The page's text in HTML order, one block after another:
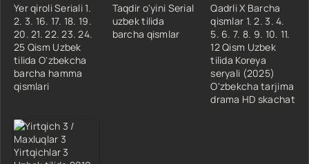
Yer qiroli Seriali 1.
2. 3. 16. 17. 18. 19.
20. 21. 22. 23. 24.
25 Qism Uzbek
tilida O'zbekcha
barcha hamma
qismlari
Taqdir o'yini Serial
uzbek tilida
barcha qismlar
Qadrli X Barcha
qismlar 1. 2. 3. 4.
5. 6. 7. 8. 9. 10. 11.
12 Qism Uzbek
tilida Koreya
seryali (2025)
O'zbekcha tarjima
drama HD skachat